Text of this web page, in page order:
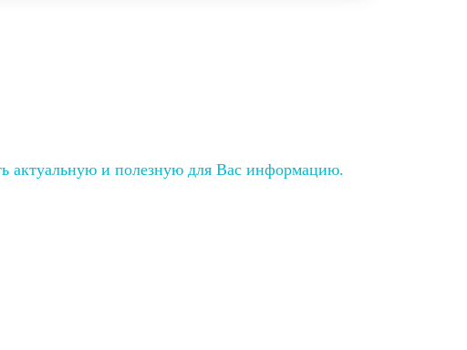
актуальную и полезную для Вас информацию.